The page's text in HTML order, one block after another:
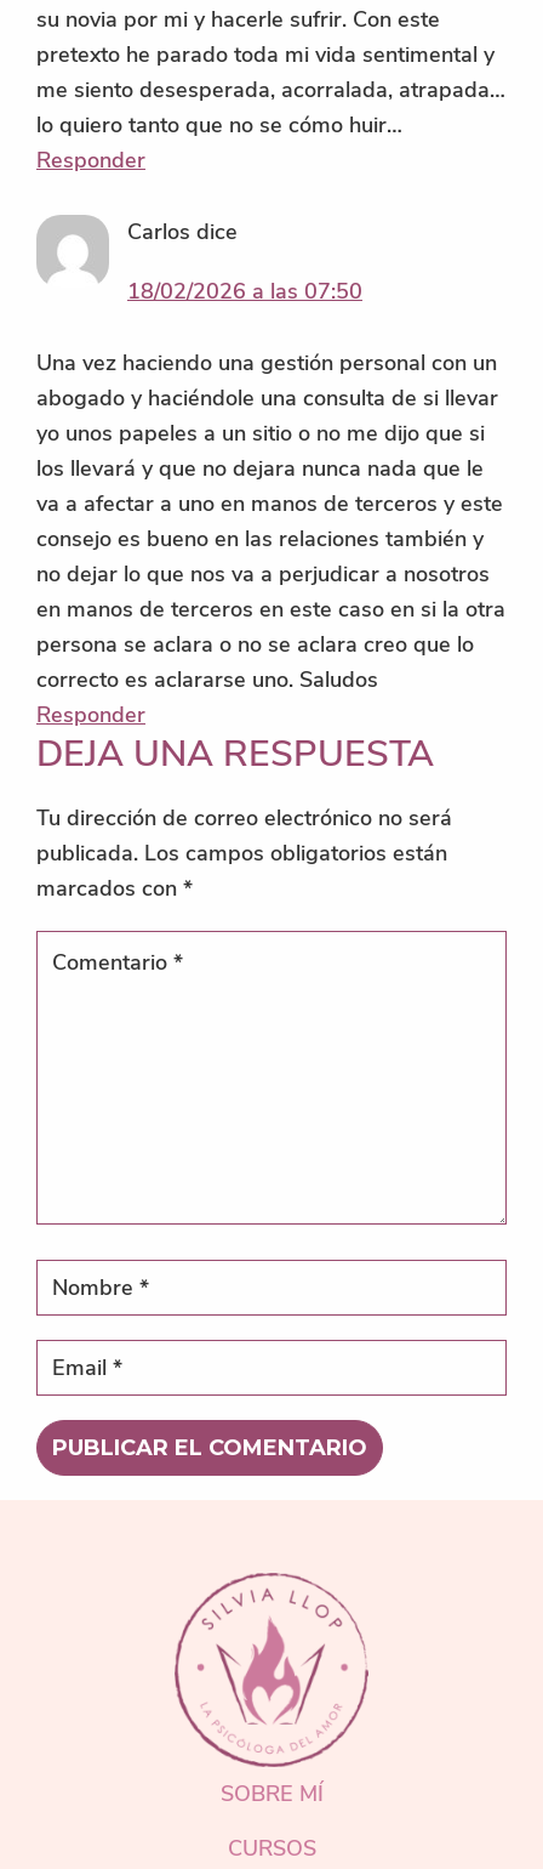
su novia por mi y hacerle sufrir. Con este
pretexto he parado toda mi vida sentimental y
me siento desesperada, acorralada, atrapada…
lo quiero tanto que no se cómo huir…
Responder
Carlos dice
18/02/2026 a las 07:50
Una vez haciendo una gestión personal con un
abogado y haciéndole una consulta de si llevar
yo unos papeles a un sitio o no me dijo que si
los llevará y que no dejara nunca nada que le
va a afectar a uno en manos de terceros y este
consejo es bueno en las relaciones también y
no dejar lo que nos va a perjudicar a nosotros
en manos de terceros en este caso en si la otra
persona se aclara o no se aclara creo que lo
correcto es aclararse uno. Saludos
Responder
DEJA UNA RESPUESTA
Tu dirección de correo electrónico no será
publicada. Los campos obligatorios están
marcados con *
SOBRE MÍ
CURSOS